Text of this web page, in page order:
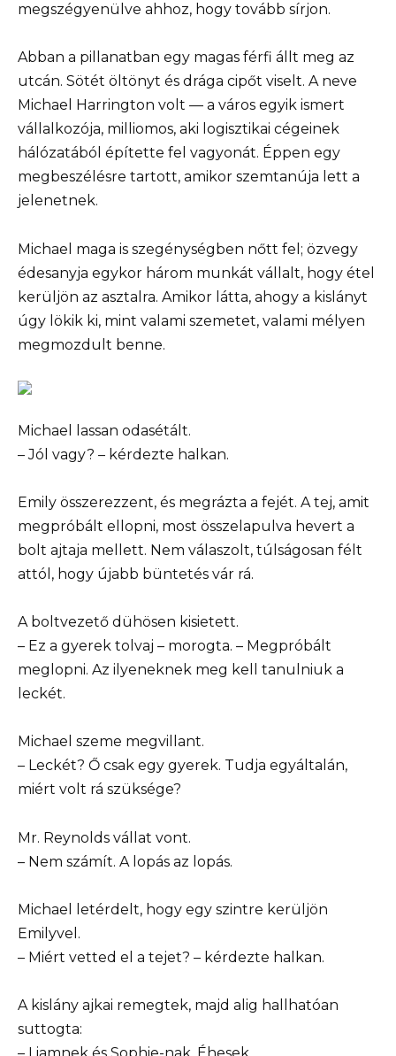
megszégyenülve ahhoz, hogy tovább sírjon.
Abban a pillanatban egy magas férfi állt meg az
utcán. Sötét öltönyt és drága cipőt viselt. A neve
Michael Harrington volt — a város egyik ismert
vállalkozója, milliomos, aki logisztikai cégeinek
hálózatából építette fel vagyonát. Éppen egy
megbeszélésre tartott, amikor szemtanúja lett a
jelenetnek.
Michael maga is szegénységben nőtt fel; özvegy
édesanyja egykor három munkát vállalt, hogy étel
kerüljön az asztalra. Amikor látta, ahogy a kislányt
úgy lökik ki, mint valami szemetet, valami mélyen
megmozdult benne.
Michael lassan odasétált.
– Jól vagy? – kérdezte halkan.
Emily összerezzent, és megrázta a fejét. A tej, amit
megpróbált ellopni, most összelapulva hevert a
bolt ajtaja mellett. Nem válaszolt, túlságosan félt
attól, hogy újabb büntetés vár rá.
A boltvezető dühösen kisietett.
– Ez a gyerek tolvaj – morogta. – Megpróbált
meglopni. Az ilyeneknek meg kell tanulniuk a
leckét.
Michael szeme megvillant.
– Leckét? Ő csak egy gyerek. Tudja egyáltalán,
miért volt rá szüksége?
Mr. Reynolds vállat vont.
– Nem számít. A lopás az lopás.
Michael letérdelt, hogy egy szintre kerüljön
Emilyvel.
– Miért vetted el a tejet? – kérdezte halkan.
A kislány ajkai remegtek, majd alig hallhatóan
suttogta: